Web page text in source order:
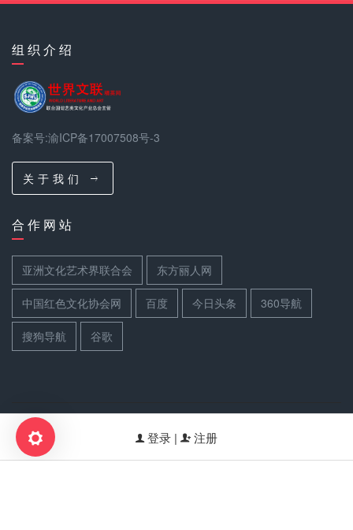
登录 | 注册
组 织 介 绍
备案号:渝ICP备17007508号-3
关 于 我 们
合 作 网 站
亚洲文化艺术界联合会 东方丽人网
中国红色文化协会网 百度 今日头条 360导航
搜狗导航 谷歌
关 注 我 们